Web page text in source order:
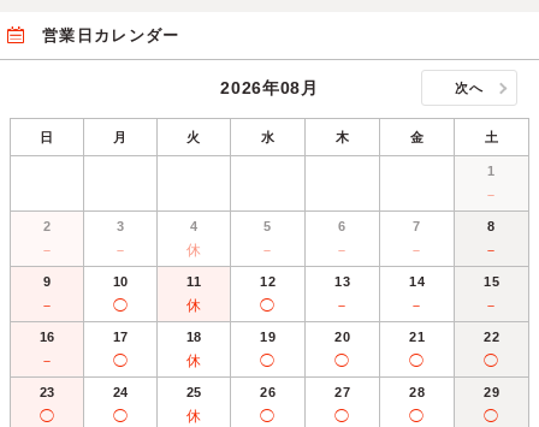
営業日カレンダー
2026年08月 次へ
日 月 火 水 木 金 土
1
－
2
－
3
－
4
休
5
－
6
－
7
－
8
－
9
－
10
◯
11
休
12
◯
13
－
14
－
15
－
16
－
17
◯
18
休
19
◯
20
◯
21
◯
22
◯
23
◯
24
◯
25
休
26
◯
27
◯
28
◯
29
◯